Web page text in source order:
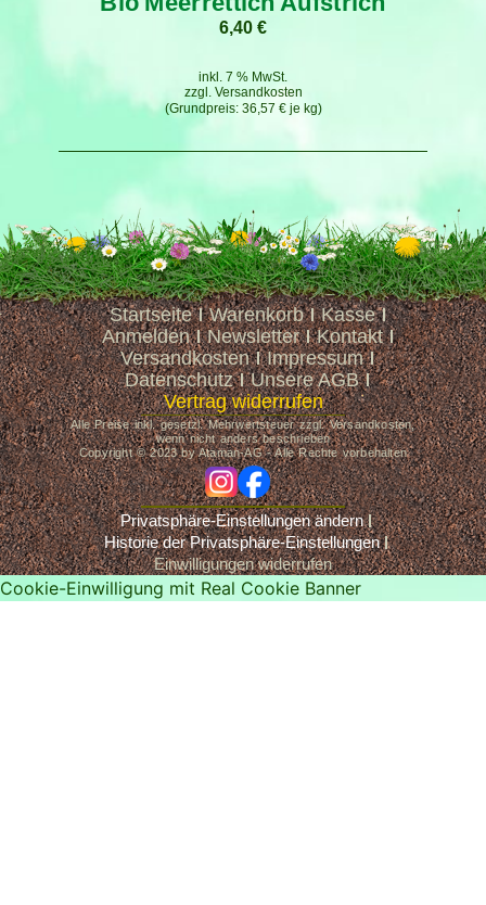
6,40 €
36,57 €je kg
inkl. 7 % MwSt.
zzgl. Versandkosten
Startseite Warenkorb
Kasse
Anmelden
Newsletter
Kontakt
Versandkosten
Impressum
Datenschutz
Unsere AGB
Vertrag widerrufen
Alle Preise inkl. gesetzl. Mehrwertsteuer zzgl. Versandkosten,
wenn nicht anders beschrieben
Copyright © 2023 by Ataman-AG - Alle Rechte vorbehalten
igfb
Privatsphäre-Einstellungen ändern
Historie der Privatsphäre-Einstellungen
Einwilligungen widerrufen
Cookie-Einwilligung mit Real Cookie Banner